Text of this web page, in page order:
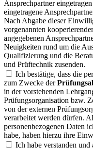
Ansprechpartner
eingetragene
Nach Abgabe dieser
vorgenannten
angegebenen
Neuigkeiten rund um die
Qualifizierung und die
und Prüftechnik zusenden.
Ich bestätige, dass die
zum Zwecke der
in der vorstehenden
Prüfungsorganisation bzw.
von der externen
verarbeitet werden dürfen.
personenbezogenen Daten
habe, haben hierzu ihre
Ich habe verstanden und